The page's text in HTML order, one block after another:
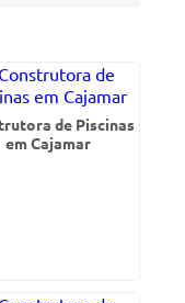
de Piscinas
em Cajamar